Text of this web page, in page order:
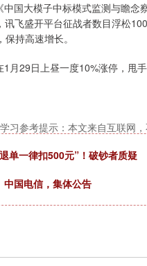
国大模子中标模式监测与瞻念
飞盛开平台征战者数目浮松
持高速增长。
月29日上昼一度10%涨停，甩
习参考提示：本文来自互联网，
单一律扣500元”！破钞者质疑
中国电信，集体公告